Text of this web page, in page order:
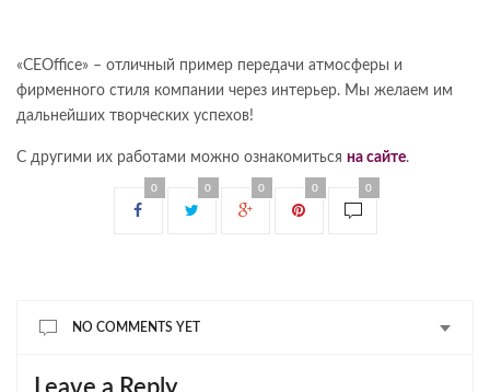
«CEOffice» – отличный пример передачи атмосферы и
фирменного стиля компании через интерьер. Мы желаем им
дальнейших творческих успехов!
С другими их работами можно ознакомиться на сайте.
0 0 0 0 0
NO COMMENTS YET